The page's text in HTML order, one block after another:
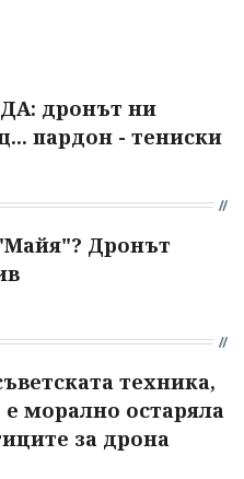
дронът ни
пардон - тениски
Дронът
техника,
е морално остаряла
за дрона